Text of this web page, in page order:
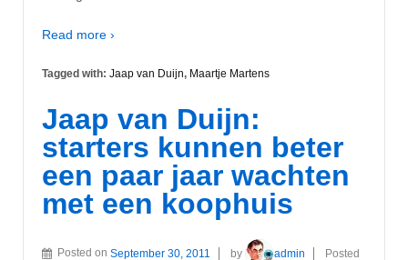
Read more ›
Tagged with: Jaap van Duijn, Maartje Martens
Jaap van Duijn:
starters kunnen beter
een paar jaar wachten
met een koophuis
Posted on September 30, 2011 by admin Posted